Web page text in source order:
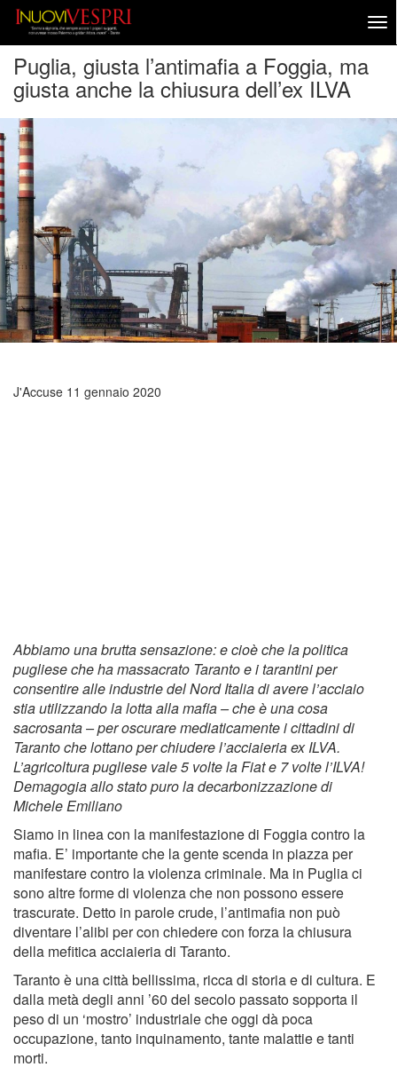
Puglia, giusta l’antimafia a Foggia, ma
giusta anche la chiusura dell’ex ILVA
J'Accuse 11 gennaio 2020
Abbiamo una brutta sensazione: e cioè che la politica
pugliese che ha massacrato Taranto e i tarantini per
consentire alle industrie del Nord Italia di avere l’acciaio
stia utilizzando la lotta alla mafia – che è una cosa
sacrosanta – per oscurare mediaticamente i cittadini di
Taranto che lottano per chiudere l’acciaieria ex ILVA.
L’agricoltura pugliese vale 5 volte la Fiat e 7 volte l’ILVA!
Demagogia allo stato puro la decarbonizzazione di
Michele Emiliano
Siamo in linea con la manifestazione di Foggia contro la
mafia. E’ importante che la gente scenda in piazza per
manifestare contro la violenza criminale. Ma in Puglia ci
sono altre forme di violenza che non possono essere
trascurate. Detto in parole crude, l’antimafia non può
diventare l’alibi per con chiedere con forza la chiusura
della mefitica acciaieria di Taranto.
Taranto è una città bellissima, ricca di storia e di cultura. E
dalla metà degli anni ’60 del secolo passato sopporta il
peso di un ‘mostro’ industriale che oggi dà poca
occupazione, tanto inquinamento, tante malattie e tanti
morti.